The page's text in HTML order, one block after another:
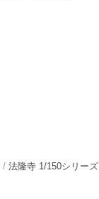
/ 法隆寺 1/150シリーズ